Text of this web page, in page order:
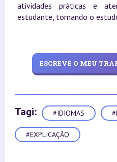
atividades práticas e
estudante, tornando o
ESCREVE O MEU
Tagi: #IDIOMAS
#EXPLICAÇÃO